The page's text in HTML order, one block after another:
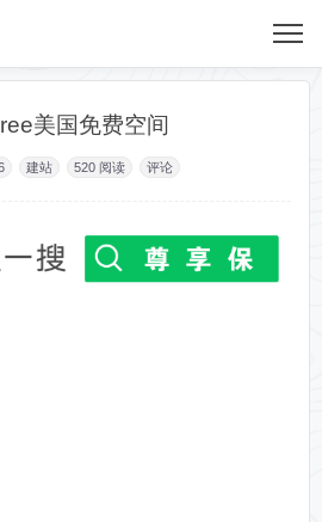
美国免费空间
建站 520 阅读 评论